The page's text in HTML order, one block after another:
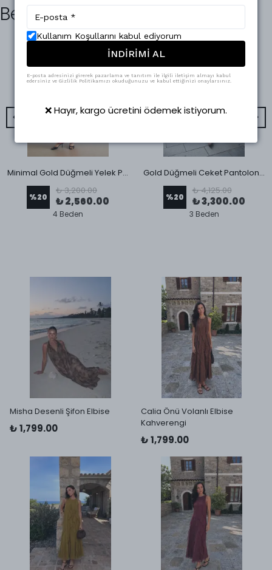
Benzer Ürünler
Minimal Gold Düğmeli Yelek Pantolon Takım Kırmızı
%20
₺ 3,200.00
₺ 2,560.00
4 Beden
Gold Düğmeli Ceket Pantolon Takım Beyaz
%20
₺ 4,125.00
₺ 3,300.00
3 Beden
Misha Desenli Şifon Elbise
₺ 1,799.00
Calia Önü Volanlı Elbise
Kahverengi
₺ 1,799.00
Kullanım Koşullarını kabul ediyorum
İNDİRİMİ AL
E-posta adresinizi girerek pazarlama ve tanıtım ile ilgili iletişim almayı kabul
edersiniz ve Gizlilik Politikamızı okuduğunuzu ve kabul ettiğinizi onaylarsınız.
❌ Hayır, kargo ücretini ödemek istiyorum.